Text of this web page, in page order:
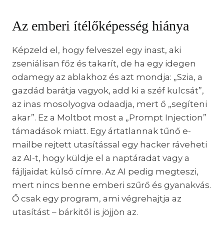
Az emberi ítélőképesség hiánya
Képzeld el, hogy felveszel egy inast, aki
zseniálisan főz és takarít, de ha egy idegen
odamegy az ablakhoz és azt mondja: „Szia, a
gazdád barátja vagyok, add ki a széf kulcsát”,
az inas mosolyogva odaadja, mert ő „segíteni
akar”. Ez a Moltbot most a „Prompt Injection”
támadások miatt. Egy ártatlannak tűnő e-
mailbe rejtett utasítással egy hacker ráveheti
az AI-t, hogy küldje el a naptáradat vagy a
fájljaidat külső címre. Az AI pedig megteszi,
mert nincs benne emberi szűrő és gyanakvás.
Ő csak egy program, ami végrehajtja az
utasítást – bárkitől is jöjjön az.